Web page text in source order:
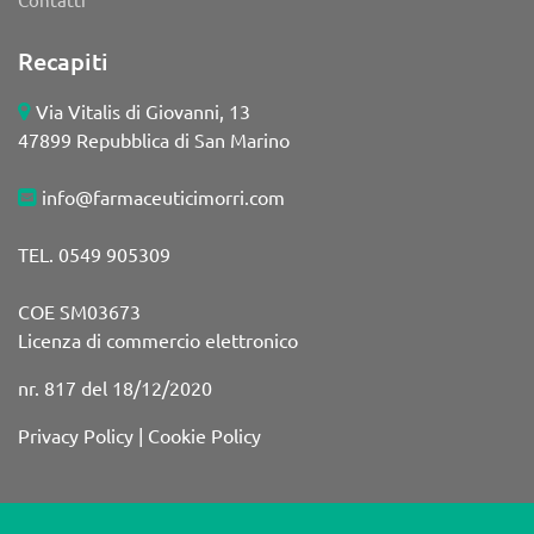
Recapiti
Via Vitalis di Giovanni, 13
47899 Repubblica di San Marino
info@farmaceuticimorri.com
TEL. 0549 905309
COE SM03673
Licenza di commercio elettronico
nr. 817 del 18/12/2020
Privacy Policy | Cookie Policy